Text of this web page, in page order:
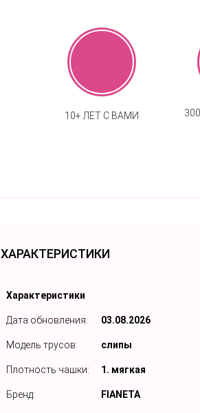
10+ ЛЕТ С ВАМИ
ХАРАКТЕРИСТИКИ
Характеристики
Дата обновления: 03.08.2026
Модель трусов: слипы
Плотность чашки: 1. мягкая
Бренд: FIANETA